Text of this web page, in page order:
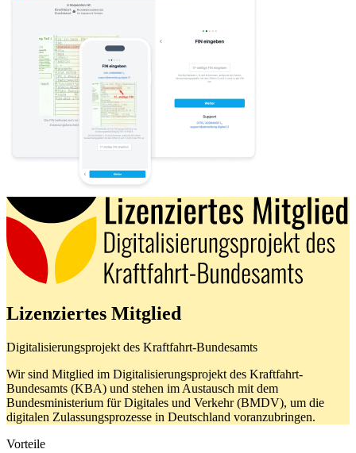
Lizenziertes Mitglied
Digitalisierungsprojekt des Kraftfahrt-Bundesamts
Wir sind Mitglied im Digitalisierungsprojekt des Kraftfahrt-
Bundesamts (KBA) und stehen im Austausch mit dem
Bundesministerium für Digitales und Verkehr (BMDV), um die
digitalen Zulassungsprozesse in Deutschland voranzubringen.
Vorteile